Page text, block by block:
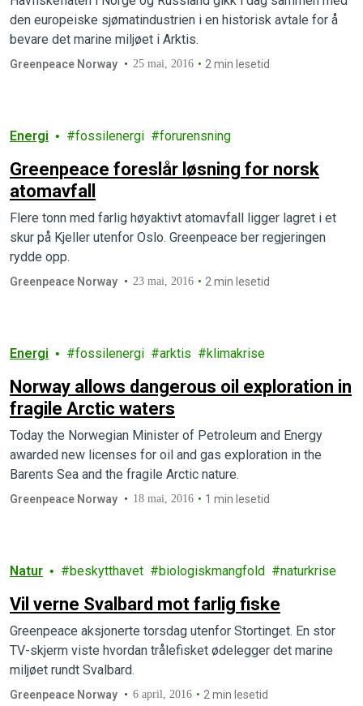
den europeiske sjømatindustrien i en historisk avtale for å
bevare det marine miljøet i Arktis.
Greenpeace Norway 25 mai, 2016 2 min lesetid
Energi fossilenergi forurensning
Greenpeace foreslår løsning for norsk
atomavfall
Flere tonn med farlig høyaktivt atomavfall ligger lagret i et
skur på Kjeller utenfor Oslo. Greenpeace ber regjeringen
rydde opp.
Greenpeace Norway 23 mai, 2016 2 min lesetid
Energi fossilenergi arktis klimakrise
Norway allows dangerous oil exploration in
fragile Arctic waters
Today the Norwegian Minister of Petroleum and Energy
awarded new licenses for oil and gas exploration in the
Barents Sea and the fragile Arctic nature.
Greenpeace Norway 18 mai, 2016 1 min lesetid
Natur beskytthavet biologiskmangfold naturkrise
Vil verne Svalbard mot farlig fiske
Greenpeace aksjonerte torsdag utenfor Stortinget. En stor
TV-skjerm viste hvordan trålefisket ødelegger det marine
miljøet rundt Svalbard.
Greenpeace Norway 6 april, 2016 2 min lesetid